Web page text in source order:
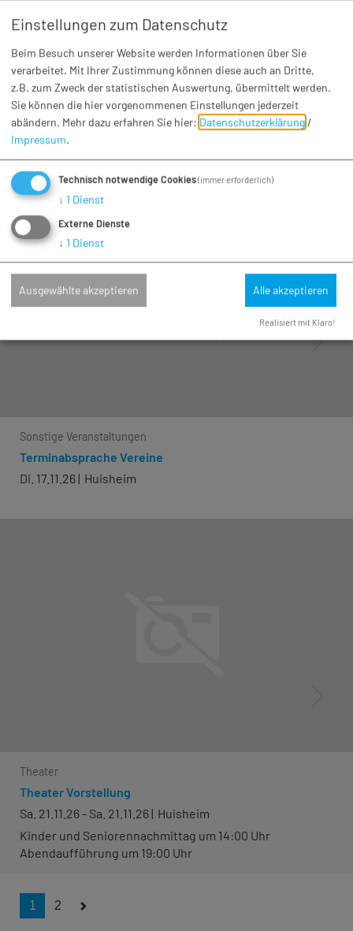
Fasching
CCBH Faschingseröffnung
Sa. 14.11.26
Sonstige Veranstaltungen
Terminabsprache Vereine
Di. 17.11.26
Huisheim
Theater
Theater Vorstellung
Sa. 21.11.26 - Sa. 21.11.26
Huisheim
Kinder und Seniorennachmittag um 14:00 Uhr
Abendaufführung um 19:00 Uhr
1 2
Einstellungen zum Datenschutz
Beim Besuch unserer Website werden Informationen über Sie
verarbeitet. Mit Ihrer Zustimmung können diese auch an Dritte,
z.B. zum Zweck der statistischen Auswertung, übermittelt werden.
Sie können die hier vorgenommenen Einstellungen jederzeit
abändern. Mehr dazu erfahren Sie hier: Datenschutzerklärung /
Impressum.
Technisch notwendige Cookies(immer erforderlich)
↓ 1 Dienst
Externe Dienste
↓ 1 Dienst
Ausgewählte akzeptieren Alle akzeptieren
Realisiert mit Klaro!